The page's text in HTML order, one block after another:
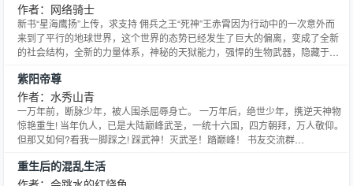
作者：网络骑士
新书“星海鹰扬”上传，求支持 佣兵之王“死神”王赤霄因为行动中的一次意外而
来到了平行的地球世界，这个世界的态势已经发生了巨大的偏离，变成了全新
的社会结构，全新的力量体系，神秘的天狱能力，强悍的生物武器，隐藏于迷
是，一代雇佣兵之王新的征程开始了…… ————————
紫阳帝尊
作者：水秀山青
一万年前，断脉少年，被人围杀屈辱身亡。 一万年后，绝世少年，携逆天神物
惊艳重生! 当年仇人，已是大陆巅峰武圣，一统十六国，四方朝拜，万人敬仰。
但那又如何?看我一脚踩之! 踩武神！灭武圣！踏巅峰！ 书友交流群
重生后的混乱生活